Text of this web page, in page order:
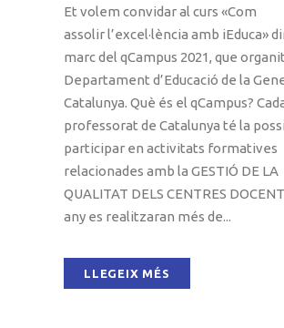
Et volem convidar al curs «Com
assolir l’excel·lència amb iEduca»
marc del qCampus 2021, que
Departament d’Educació de la
Catalunya. Què és el qCampus?
professorat de Catalunya té la
participar en activitats formatives
relacionades amb la GESTIÓ DE LA
QUALITAT DELS CENTRES
any es realitzaran més de...
LLEGEIX MÉS